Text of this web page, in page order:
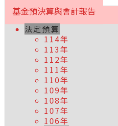
基金預決算與會計報告
法定預算
114年
113年
112年
111年
110年
109年
108年
107年
106年